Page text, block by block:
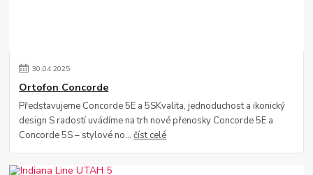
30.04.2025
Ortofon Concorde
Představujeme Concorde 5E a 5SKvalita, jednoduchost a ikonický
design S radostí uvádíme na trh nové přenosky Concorde 5E a
Concorde 5S – stylové no...číst celé